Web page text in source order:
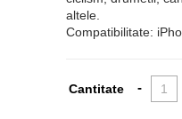
altele.
Compatibilitate:
Cantitate -